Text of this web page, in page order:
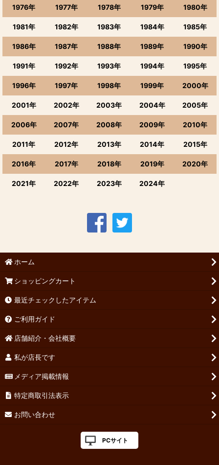
1976年 1977年 1978年 1979年 1980年
1981年 1982年 1983年 1984年 1985年
1986年 1987年 1988年 1989年 1990年
1991年 1992年 1993年 1994年 1995年
1996年 1997年 1998年 1999年 2000年
2001年 2002年 2003年 2004年 2005年
2006年 2007年 2008年 2009年 2010年
2011年 2012年 2013年 2014年 2015年
2016年 2017年 2018年 2019年 2020年
2021年 2022年 2023年 2024年
ホーム
ショッピングカート
最近チェックしたアイテム
ご利用ガイド
店舗紹介・会社概要
私が店長です
メディア掲載情報
特定商取引法表示
お問い合わせ
PCサイト